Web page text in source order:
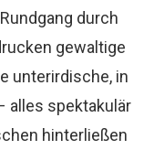
durch
gewaltige
unterirdische, in
alles spektakulär
hinterließen